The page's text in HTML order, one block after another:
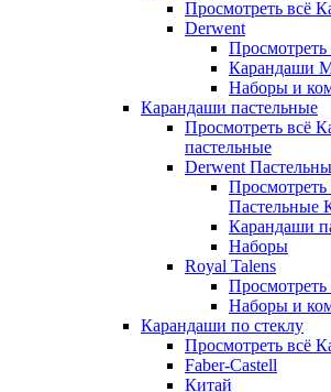
Просмотреть всё
Derwent
Просмотреть
Карандаши
Наборы и
Карандаши пастельные
Просмотреть всё
пастельные
Derwent
Просмотреть
Пастельные
Карандаши
Наборы
Royal Talens
Просмотреть
Наборы и
Карандаши по стеклу
Просмотреть всё
Faber-Castell
Китай